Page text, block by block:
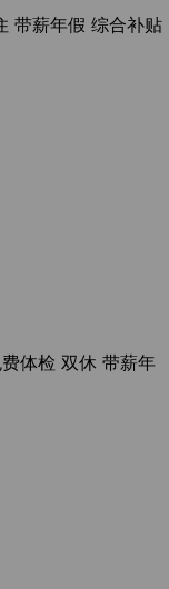
带薪年假 综合补贴
体检 双休 带薪年